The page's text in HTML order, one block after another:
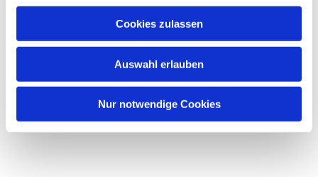
Cookies zulassen
Auswahl erlauben
Nur notwendige Cookies